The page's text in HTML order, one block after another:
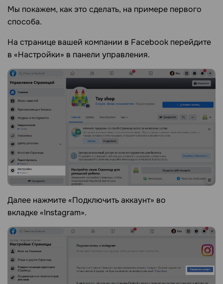
Мы покажем, как это сделать, на примере первого
способа.
На странице вашей компании в Facebook перейдите
в «Настройки» в панели управления.
Далее нажмите «Подключить аккаунт» во
вкладке «Instagram».